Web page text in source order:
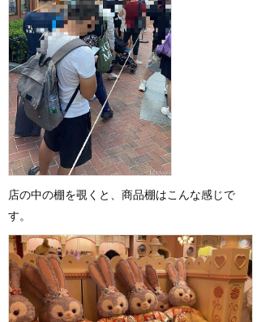
店の中の棚を覗くと、商品棚はこんな感じで
す。